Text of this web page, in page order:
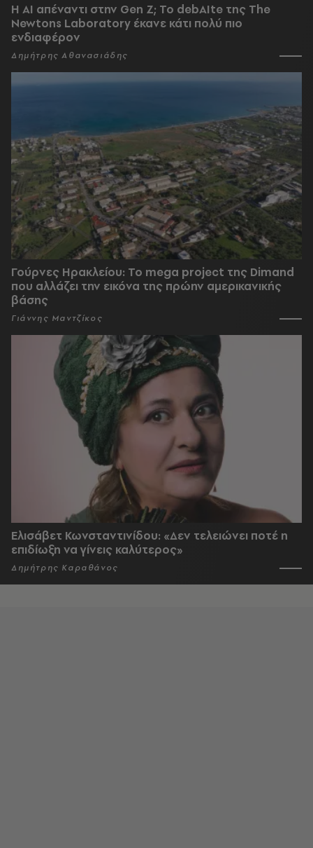
Η AI απέναντι στην Gen Z; Το debAIte της The
Newtons Laboratory έκανε κάτι πολύ πιο
ενδιαφέρον
Δημήτρης Αθανασιάδης
Γούρνες Ηρακλείου: To mega project της Dimand
που αλλάζει την εικόνα της πρώην αμερικανικής
βάσης
Γιάννης Μαντζίκος
Ελισάβετ Κωνσταντινίδου: «Δεν τελειώνει ποτέ η
επιδίωξη να γίνεις καλύτερος»
Δημήτρης Καραθάνος